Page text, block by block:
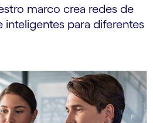
marco crea redes de
inteligentes para diferentes